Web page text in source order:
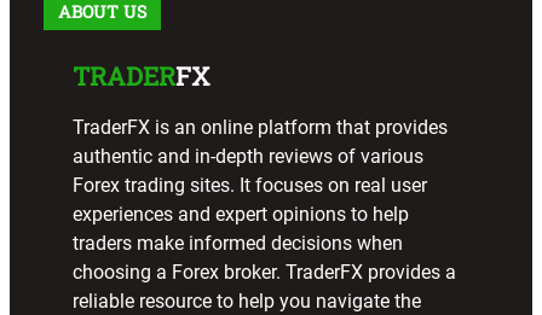
ABOUT US
TRADERFX
TraderFX is an online platform that provides
authentic and in-depth reviews of various
Forex trading sites. It focuses on real user
experiences and expert opinions to help
traders make informed decisions when
choosing a Forex broker. TraderFX provides a
reliable resource to help you navigate the